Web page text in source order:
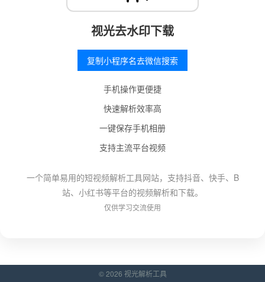
视光去水印下载
复制小程序名去微信搜索
手机操作更便捷
快速解析效率高
一键保存手机相册
支持主流平台视频
一个简单易用的短视频解析工具网站，支持抖音、快手、B
站、小红书等平台的视频解析和下载。
仅供学习交流使用
© 2026 视光解析工具